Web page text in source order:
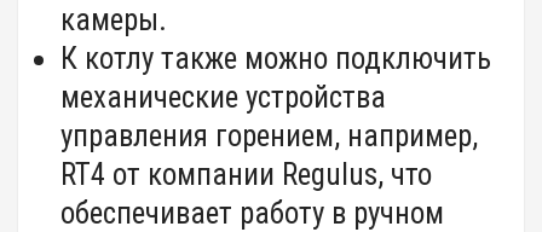
камеры.
К котлу также можно подключить
механические устройства
управления горением, например,
RT4 от компании Regulus, что
обеспечивает работу в ручном